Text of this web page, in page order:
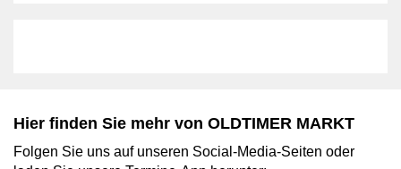
Hier finden Sie mehr von OLDTIMER MARKT
Folgen Sie uns auf unseren Social-Media-Seiten oder